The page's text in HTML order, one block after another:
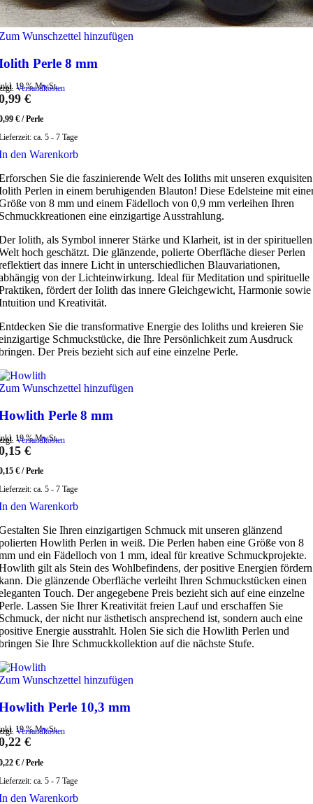
Wunschzettel hinzufügen
Perle 8 mm
19 % MwSt.
Versandkosten
€
€ /Perle
ca. 5 - 7 Tage
den Warenkorb
Sie die faszinierende Welt des Ioliths mit unseren exquisiten
Perlen in einem beruhigenden Blauton! Diese Edelsteine mit
von 8 mm und einem Fädelloch von 0,9 mm verleihen Ihren
eine einzigartige Ausstrahlung.
Iolith, als Symbol innerer Stärke und Klarheit, ist in der spirituellen
hoch geschätzt. Die glänzende, polierte Oberfläche dieser Perlen
das innere Licht in unterschiedlichen Blauvariationen,
von der Lichteinwirkung. Ideal für Meditation und spirituelle
fördert der Iolith das innere Gleichgewicht, Harmonie sowie
und Kreativität.
Sie die transformative Energie des Ioliths und kreieren Sie
Schmuckstücke, die Ihre Persönlichkeit zum Ausdruck
Der Preis bezieht sich auf eine einzelne Perle.
Wunschzettel hinzufügen
Perle 8 mm
19 % MwSt.
Versandkosten
€
€ /Perle
ca. 5 - 7 Tage
den Warenkorb
Sie Ihren einzigartigen Schmuck mit unseren glänzend
Howlith Perlen in weiß. Die Perlen haben eine Größe von 8
und ein Fädelloch von 1 mm, ideal für kreative Schmuckprojekte.
gilt als Stein des Wohlbefindens, der positive Energien fördern
Die glänzende Oberfläche verleiht Ihren Schmuckstücken einen
Touch. Der angegebene Preis bezieht sich auf eine einzelne
Lassen Sie Ihrer Kreativität freien Lauf und erschaffen Sie
der nicht nur ästhetisch ansprechend ist, sondern auch eine
Energie ausstrahlt. Holen Sie sich die Howlith Perlen und
Sie Ihre Schmuckkollektion auf die nächste Stufe.
Wunschzettel hinzufügen
Perle 10,3 mm
19 % MwSt.
Versandkosten
€
€ /Perle
ca. 5 - 7 Tage
den Warenkorb